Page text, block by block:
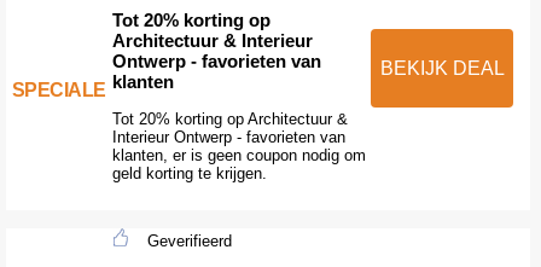
SPECIALE
Tot 20% korting op
Architectuur & Interieur
Ontwerp - favorieten van
klanten
Tot 20% korting op Architectuur &
Interieur Ontwerp - favorieten van
klanten, er is geen coupon nodig om
geld korting te krijgen.
BEKIJK DEAL
Geverifieerd